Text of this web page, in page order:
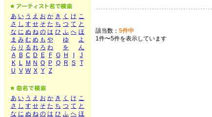
あ い う え お か き く け こ
さ し す せ そ た ち つ て と
な に ぬ ね の は ひ ふ へ ほ
ま み む め も や ゆ
よ
ら り る れ ろ わ を
ん
A
B C D E F G H
J
K
L M N O P Q R S
T
U V W X Y Z
あ い う え お か き く け こ
さ し す せ そ た ち つ て と
な に ぬ ね の は ひ ふ へ ほ
該当数： 5件中
1件〜5件を表示しています